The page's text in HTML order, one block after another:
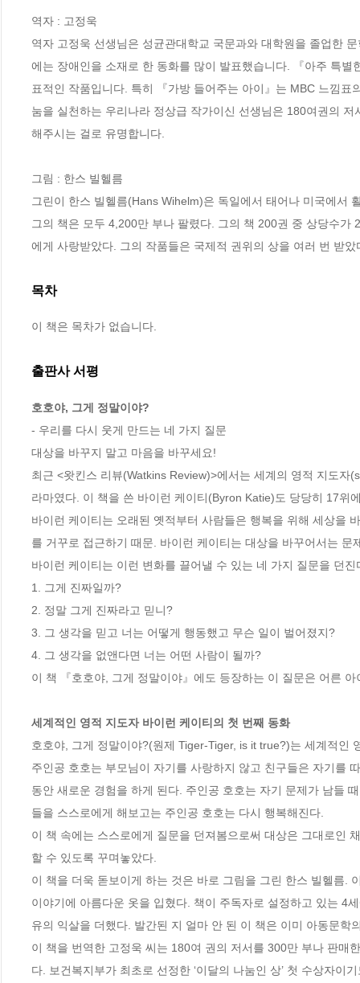
역자 : 고정욱
역자 고정욱 선생님은 성균관대학교 국문과와 대학원을 졸업한
에는 장애인을 소재로 한 동화를 많이 발표했습니다. 『아주 특
표적인 작품입니다. 특히 『가방 들어주는 아이』는 MBC 느낌
눔을 실천하는 우리나라 정상급 작가이신 선생님은 180여권의
해주시는 걸로 유명합니다.
그림 : 한스 빌헬름
그린이 한스 빌헬름(Hans Wihelm)은 독일에서 태어나 미국에서
그의 책은 모두 4,200만 부나 팔렸다. 그의 책 200권 중 상당수
에게 사랑받았다. 그의 작품들은 국제적 권위의 상을 여러 번 받았
목차
이 책은 목차가 없습니다.
출판사 서평
호호야, 그게 정말이야?
- 우리를 다시 웃게 만드는 네 가지 질문
대상을 바꾸지 말고 마음을 바꾸세요!
최근 <왓킨스 리뷰(Watkins Review)>에서는 세계의 영적 지도
라마였다. 이 책을 쓴 바이런 케이티(Byron Katie)도 당당히 17위
바이런 케이티는 오래된 옛적부터 사람들은 행복을 위해 세상을
를 거꾸로 접근하기 때문. 바이런 케이티는 대상을 바꾸어서는
바이런 케이티는 이런 변화를 끌어낼 수 있는 네 가지 질문을 던
1. 그게 진짜일까?
2. 정말 그게 진짜라고 믿니?
3. 그 생각을 믿고 너는 어떻게 행동했고 무슨 일이 벌어졌지?
4. 그 생각을 없앤다면 너는 어떤 사람이 될까?
이 책 『호호야, 그게 정말이야』에도 등장하는 이 질문은 어른
세계적인 영적 지도자 바이런 케이티의 첫 번째 동화
호호야, 그게 정말이야?(원제 Tiger-Tiger, is it true?)는 세계적인
주인공 호호는 부모님이 자기를 사랑하지 않고 친구들은 자기를
동안 새로운 경험을 하게 된다. 주인공 호호는 자기 문제가 남들
들을 스스로에게 해보고는 주인공 호호는 다시 행복해진다.
이 책 속에는 스스로에게 질문을 던져봄으로써 대상은 그대로인
할 수 있도록 꾸며놓았다.
이 책을 더욱 돋보이게 하는 것은 바로 그림을 그린 한스 빌헬름.
이야기에 아름다운 옷을 입혔다. 책이 주독자로 설정하고 있는 4
유의 익살을 더했다. 발간된 지 얼마 안 된 이 책은 이미 아동문학
이 책을 번역한 고정욱 씨는 180여 권의 저서를 300만 부나 판매
다. 보건복지부가 최초로 선정한 ‘이달의 나눔인 상’ 첫 수상자이